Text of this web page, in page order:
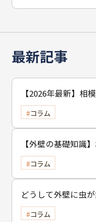
最新記事
【2026年最新】相
壁塗装完全ガイド｜
業者選びを徹底解説
コラム
【外壁の基礎知識
れ？塗装ができる主
い外壁」の見分け方
コラム
どうして外壁に虫
コラム